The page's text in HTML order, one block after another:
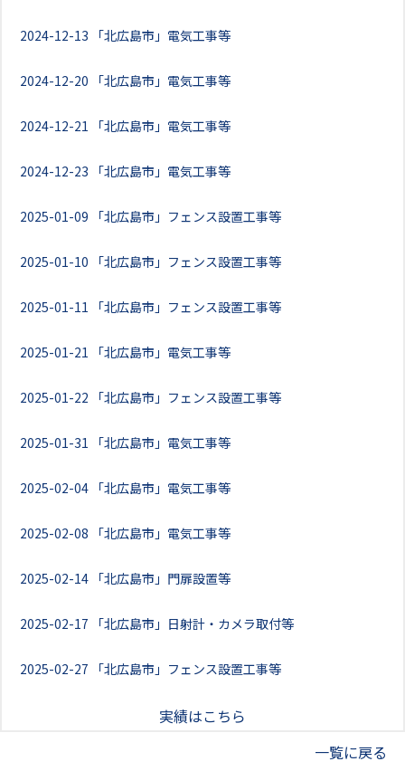
2024-12-13 「北広島市」電気工事等
2024-12-20 「北広島市」電気工事等
2024-12-21 「北広島市」電気工事等
2024-12-23 「北広島市」電気工事等
2025-01-09 「北広島市」フェンス設置工事等
2025-01-10 「北広島市」フェンス設置工事等
2025-01-11 「北広島市」フェンス設置工事等
2025-01-21 「北広島市」電気工事等
2025-01-22 「北広島市」フェンス設置工事等
2025-01-31 「北広島市」電気工事等
2025-02-04 「北広島市」電気工事等
2025-02-08 「北広島市」電気工事等
2025-02-14 「北広島市」門扉設置等
2025-02-17 「北広島市」日射計・カメラ取付等
2025-02-27 「北広島市」フェンス設置工事等
実績はこちら
一覧に戻る